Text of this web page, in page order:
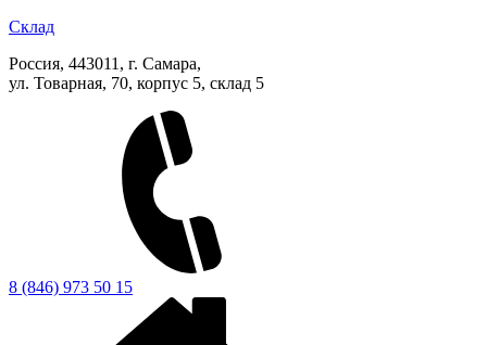
Склад
Россия, 443011, г. Самара,
ул. Товарная, 70, корпус 5, склад 5
8 (846) 973 50 15